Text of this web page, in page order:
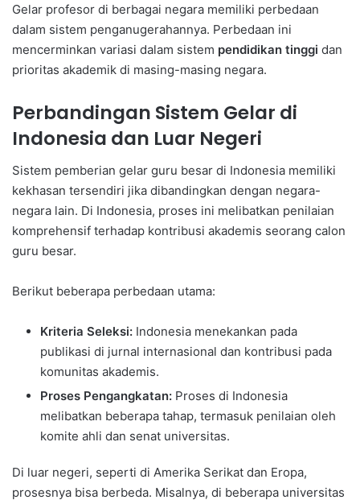
Gelar profesor di berbagai negara memiliki perbedaan
dalam sistem penganugerahannya. Perbedaan ini
mencerminkan variasi dalam sistem pendidikan tinggi dan
prioritas akademik di masing-masing negara.
Perbandingan Sistem Gelar di
Indonesia dan Luar Negeri
Sistem pemberian gelar guru besar di Indonesia memiliki
kekhasan tersendiri jika dibandingkan dengan negara-
negara lain. Di Indonesia, proses ini melibatkan penilaian
komprehensif terhadap kontribusi akademis seorang calon
guru besar.
Berikut beberapa perbedaan utama:
Kriteria Seleksi: Indonesia menekankan pada
publikasi di jurnal internasional dan kontribusi pada
komunitas akademis.
Proses Pengangkatan: Proses di Indonesia
melibatkan beberapa tahap, termasuk penilaian oleh
komite ahli dan senat universitas.
Di luar negeri, seperti di Amerika Serikat dan Eropa,
prosesnya bisa berbeda. Misalnya, di beberapa universitas